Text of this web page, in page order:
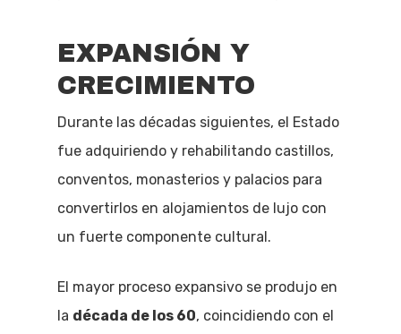
EXPANSIÓN Y
CRECIMIENTO
Durante las décadas siguientes, el Estado
fue adquiriendo y rehabilitando castillos,
conventos, monasterios y palacios para
convertirlos en alojamientos de lujo con
un fuerte componente cultural.
El mayor proceso expansivo se produjo en
la década de los 60, coincidiendo con el